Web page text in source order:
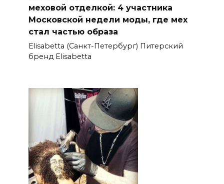
меховой отделкой: 4 участника
Московской недели моды, где мех
стал частью образа
Elisabetta (Санкт-Петербург) Питерский
бренд Elisabetta